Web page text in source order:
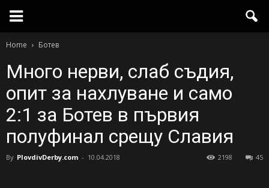
Home Ботев
Много нерви, слаб съдия,
опит за нахлуване и само
2:1 за Ботев в първия
полуфинал срещу Славия
By PlovdivDerby.com - 10.04.2018 45
2198